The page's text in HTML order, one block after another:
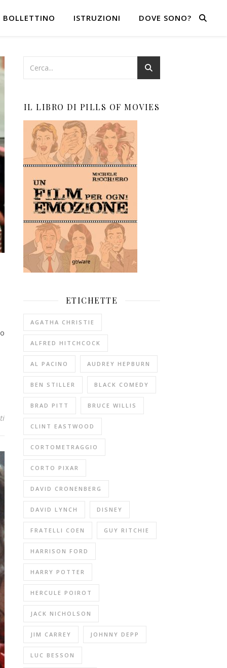
BOLLETTINO ISTRUZIONI DOVE SONO?
IL LIBRO DI PILLS OF MOVIES
ETICHETTE
AGATHA CHRISTIE
ALFRED HITCHCOCK
AL PACINO AUDREY HEPBURN
BEN STILLER BLACK COMEDY
BRAD PITT BRUCE WILLIS
CLINT EASTWOOD
CORTOMETRAGGIO
CORTO PIXAR
DAVID CRONENBERG
DAVID LYNCH DISNEY
FRATELLI COEN GUY RITCHIE
HARRISON FORD
HARRY POTTER
HERCULE POIROT
JACK NICHOLSON
JIM CARREY JOHNNY DEPP
LUC BESSON